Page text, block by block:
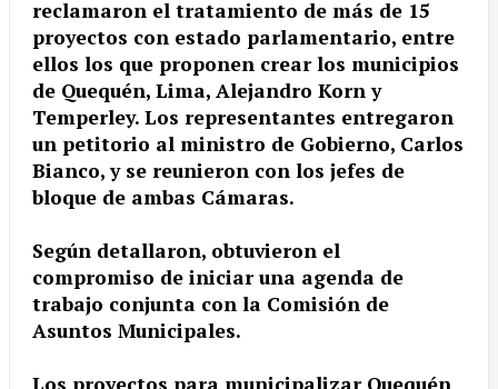
reclamaron el tratamiento de más de 15
proyectos con estado parlamentario, entre
ellos los que proponen crear los municipios
de Quequén, Lima, Alejandro Korn y
Temperley. Los representantes entregaron
un petitorio al ministro de Gobierno, Carlos
Bianco, y se reunieron con los jefes de
bloque de ambas Cámaras.
Según detallaron, obtuvieron el
compromiso de iniciar una agenda de
trabajo conjunta con la Comisión de
Asuntos Municipales.